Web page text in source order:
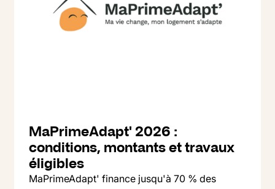
MaPrimeAdapt' 2026 :
conditions, montants et travaux
éligibles
MaPrimeAdapt' finance jusqu'à 70 % des